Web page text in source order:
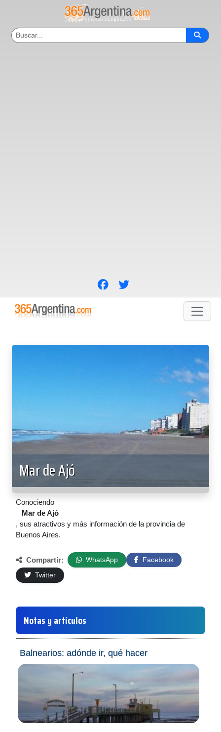
Mar de Ajó
Conociendo
Mar de Ajó
, sus atractivos y más información de la provincia de
Buenos Aires.
Compartir: WhatsApp
Facebook
Twitter
Notas y artículos
Balnearios: adónde ir, qué hacer